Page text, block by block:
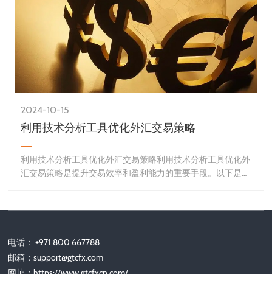
2024-10-15
利用技术分析工具优化外汇交易策略
利用技术分析工具优化外汇交易策略利用技术分析工具优化外
汇交易策略是提升交易效率和盈利能力的重要手段。以下是一
电话： +971 800 667788
邮箱：support@gtcfx.com
网址：https://www.gtcfxcn.com/